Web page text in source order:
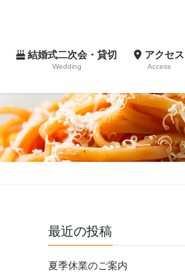
結婚式二次会・貸切
Wedding
アクセス
Access
最近の投稿
夏季休業のご案内